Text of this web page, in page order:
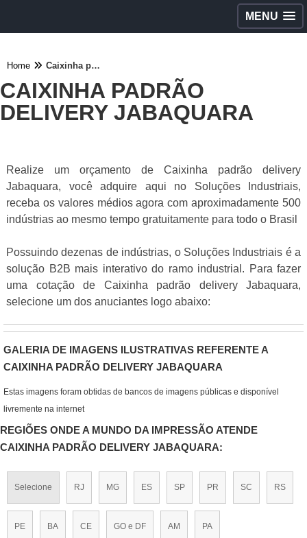
MENU
Home Caixinha padrão delivery Jabaquara
CAIXINHA PADRÃO
DELIVERY JABAQUARA
Realize um orçamento de Caixinha padrão delivery
Jabaquara, você adquire aqui no Soluções Industriais,
receba os valores médios agora com aproximadamente 500
indústrias ao mesmo tempo gratuitamente para todo o Brasil
Possuindo dezenas de indústrias, o Soluções Industriais é a
solução B2B mais interativo do ramo industrial. Para fazer
uma cotação de Caixinha padrão delivery Jabaquara,
selecione um dos anuciantes logo abaixo:
GALERIA DE IMAGENS ILUSTRATIVAS REFERENTE A
CAIXINHA PADRÃO DELIVERY JABAQUARA
Estas imagens foram obtidas de bancos de imagens públicas e disponível
livremente na internet
REGIÕES ONDE A MUNDO DA IMPRESSÃO ATENDE
CAIXINHA PADRÃO DELIVERY JABAQUARA:
Selecione RJ MG ES SP PR SC RS
PE BA CE GO e DF AM PA